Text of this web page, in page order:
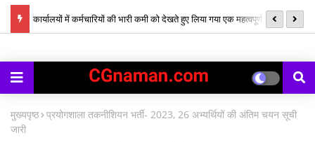
कार्यालयों में कर्मचारियों की भारी कमी को देखते हुए लिया गया एक महत्वपूर्ण प्रशासनिक
मुख्यपृष्ठ प्रयोगशाला तकनीशियन भर्ती- 2023, 26 अभ्यर्थियों की अंतिम चयन सूची
जारी